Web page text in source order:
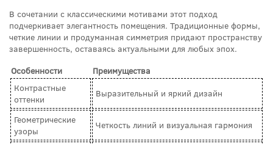
В сочетании с классическими мотивами этот подход
подчеркивает элегантность помещения. Традиционные формы,
четкие линии и продуманная симметрия придают пространству
завершенность, оставаясь актуальными для любых эпох.
Особенности
Преимущества
Контрастные
оттенки
Выразительный и яркий дизайн
Геометрические
узоры
Четкость линий и визуальная гармония